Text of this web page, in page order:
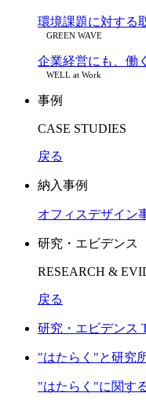
環境課題に対する
GREEN WAVE
企業経営にも、働
WELL at Work
事例
CASE STUDIES
戻る
納入事例
オフィスデザイン
研究・エビデンス
RESEARCH &
戻る
研究・エビデンス
"はたらく"と研究
"はたらく"に関す